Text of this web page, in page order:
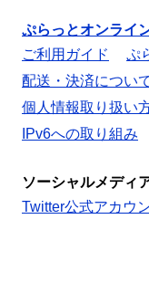
ぷらっとオンライ
ご利用ガイド
ぷ
配送・決済につい
個人情報取り扱い
IPv6への取り組み
ソーシャルメディ
Twitter公式アカウ